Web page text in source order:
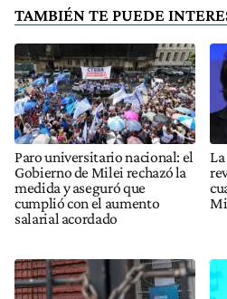
TAMBIÉN TE PUEDE
Paro universitario nacional: el
Gobierno de Milei rechazó la
medida y aseguró que
cumplió con el aumento
salarial acordado